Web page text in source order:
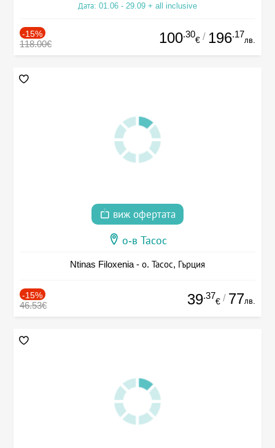
Дата: 01.06 - 29.09 + all inclusive
-15%
118.00€ 100.30
€ / 196.17
лв.
виж офертата
о-в Тасос
Ntinas Filoxenia - о. Тасос, Гърция
-15%
46.53€ 39.37
€ / 77лв.